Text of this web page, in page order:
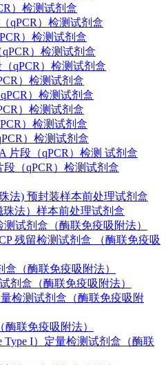
）检测试剂盒
qPCR）检测试剂盒
）检测试剂盒
）检测试剂盒
qPCR）检测试剂盒
）检测试剂盒
）检测试剂盒
）检测试剂盒
）检测试剂盒
）检测试剂盒
片段（qPCR）检测 试剂盒
（qPCR）检测试剂盒
法) 预封装样本前处理试剂盒
法）样本前处理试剂盒
试剂盒（酶联免疫吸附法）
残留检测试剂盒 （酶联免疫吸
（酶联免疫吸附法）
剂盒（酶联免疫吸附法）
检测试剂盒（酶联免疫吸附
联免疫吸附法）
Type I）定量检测试剂盒（酶联